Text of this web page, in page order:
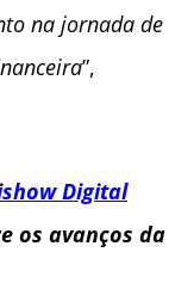
na jornada de
”,
Digital
os avanços da